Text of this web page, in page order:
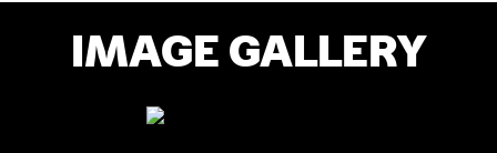
IMAGE GALLERY